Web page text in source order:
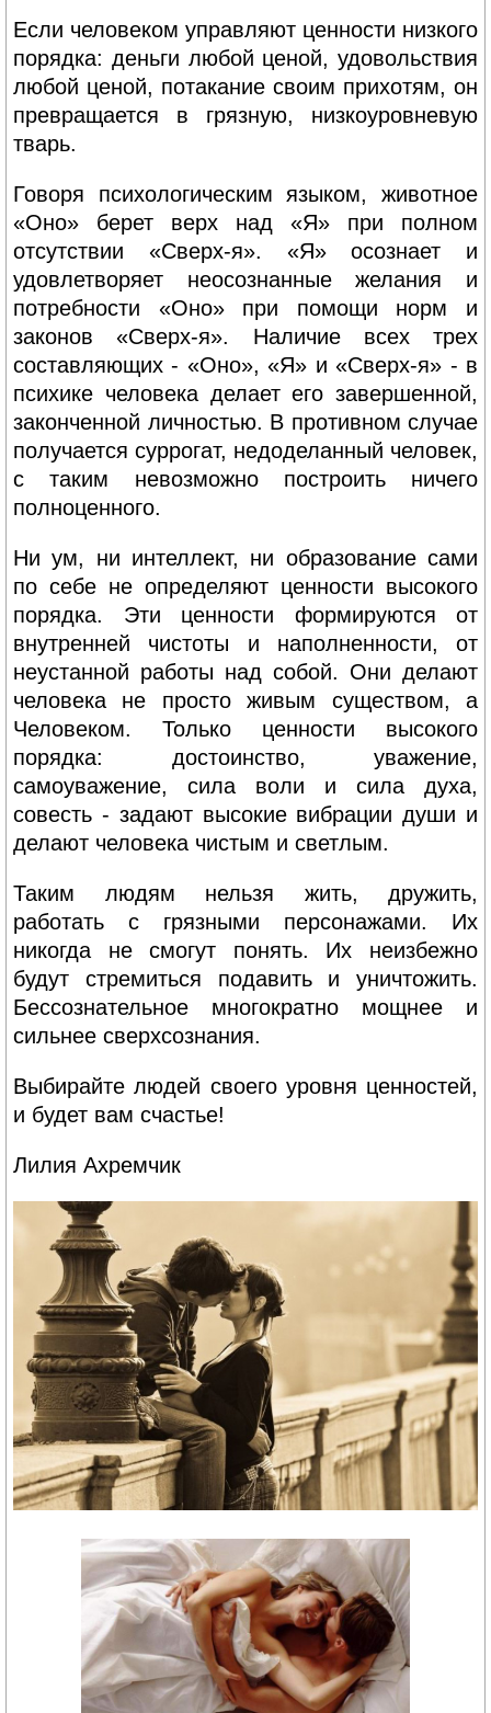
Если человеком управляют ценности низкого
порядка: деньги любой ценой, удовольствия
любой ценой, потакание своим прихотям, он
превращается в грязную, низкоуровневую
тварь.
Говоря психологическим языком, животное
«Оно» берет верх над «Я» при полном
отсутствии «Сверх-я». «Я» осознает и
удовлетворяет неосознанные желания и
потребности «Оно» при помощи норм и
законов «Сверх-я». Наличие всех трех
составляющих - «Оно», «Я» и «Сверх-я» - в
психике человека делает его завершенной,
законченной личностью. В противном случае
получается суррогат, недоделанный человек,
с таким невозможно построить ничего
полноценного.
Ни ум, ни интеллект, ни образование сами
по себе не определяют ценности высокого
порядка. Эти ценности формируются от
внутренней чистоты и наполненности, от
неустанной работы над собой. Они делают
человека не просто живым существом, а
Человеком. Только ценности высокого
порядка: достоинство, уважение,
самоуважение, сила воли и сила духа,
совесть - задают высокие вибрации души и
делают человека чистым и светлым.
Таким людям нельзя жить, дружить,
работать с грязными персонажами. Их
никогда не смогут понять. Их неизбежно
будут стремиться подавить и уничтожить.
Бессознательное многократно мощнее и
сильнее сверхсознания.
Выбирайте людей своего уровня ценностей,
и будет вам счастье!
Лилия Ахремчик